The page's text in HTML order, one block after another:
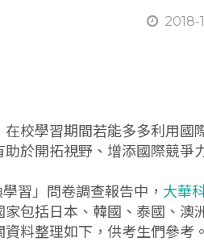
2018-
校學習期間若能多多利用國
於開拓視野、增添國際競爭
習」問卷調查報告中， 大華
包括日本、韓國、泰國、澳
料整理如下，供考生們參考。